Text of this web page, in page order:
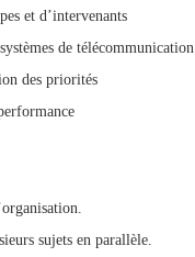
et d’intervenants
de télécommunication
des priorités
sujets en parallèle.